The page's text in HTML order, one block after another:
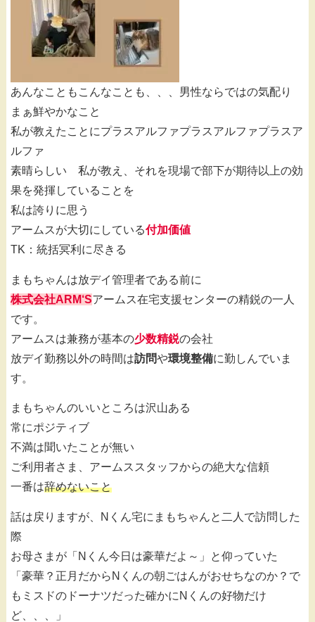
あんなこともこんなことも、、、男性ならではの気配り
まぁ鮮やかなこと
私が教えたことにプラスアルファプラスアルファプラスア
ルファ
素晴らしい 私が教え、それを現場で部下が期待以上の効
果を発揮していることを
私は誇りに思う
アームスが大切にしている付加価値
TK：統括冥利に尽きる
まもちゃんは放デイ管理者である前に
株式会社ARM‘Sアームス在宅支援センターの精鋭の一人
です。
アームスは兼務が基本の少数精鋭の会社
放デイ勤務以外の時間は訪問や環境整備に勤しんでいま
す。
まもちゃんのいいところは沢山ある
常にポジティブ
不満は聞いたことが無い
ご利用者さま、アームススタッフからの絶大な信頼
一番は辞めないこと
話は戻りますが、Nくん宅にまもちゃんと二人で訪問した
際
お母さまが「Nくん今日は豪華だよ～」と仰っていた
「豪華？正月だからNくんの朝ごはんがおせちなのか？で
もミスドのドーナツだった確かにNくんの好物だけ
ど、、、」